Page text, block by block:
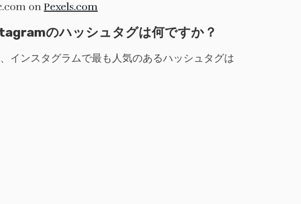
on Pexels.com
のハッシュタグは何ですか？
インスタグラムで最も人気のあるハッシュタグは